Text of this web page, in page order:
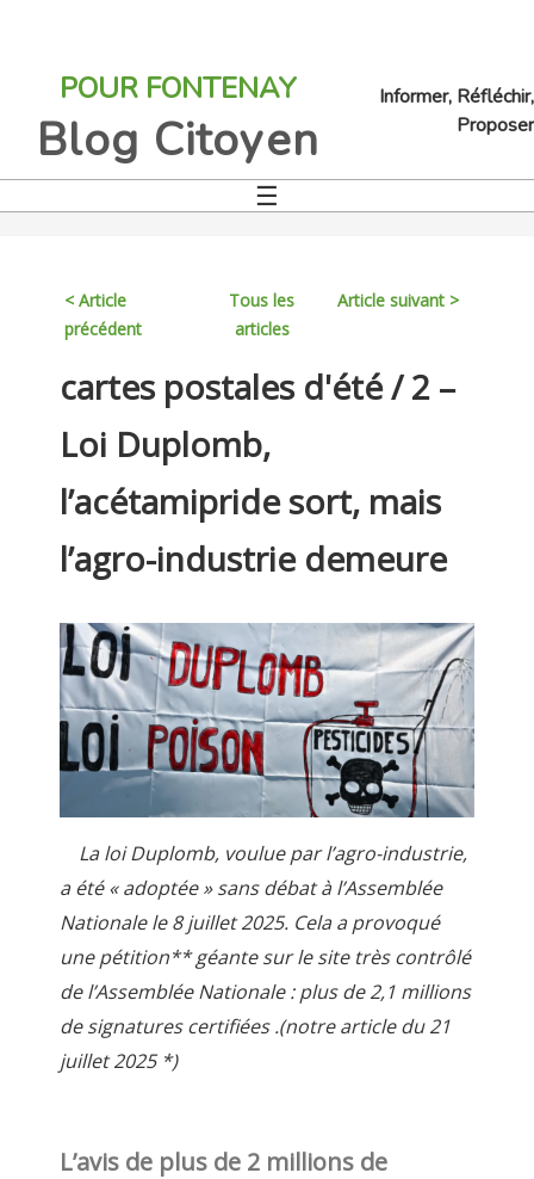
navigationPOUR FONTENAY
Blog Citoyen
Informer, Réfléchir,
Proposer
☰
< Article
précédent
Tous les
articles
Article suivant >
to
top
cartes postales d'été / 2 –
Loi Duplomb,
l’acétamipride sort, mais
l’agro-industrie demeure
La loi Duplomb, voulue par l’agro-industrie,
a été « adoptée » sans débat à l’Assemblée
Nationale le 8 juillet 2025. Cela a provoqué
une pétition** géante sur le site très contrôlé
de l’Assemblée Nationale : plus de 2,1 millions
de signatures certifiées .(notre article du 21
juillet 2025 *)
L’avis de plus de 2 millions de